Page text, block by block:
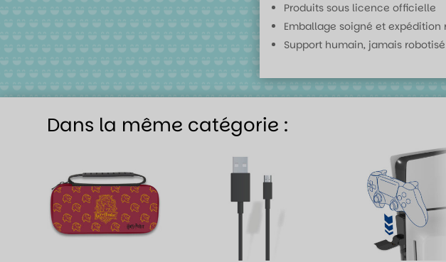
Produits sous licence officielle
Emballage soigné et expédition
Support humain, jamais robotisé
Dans la même catégorie :